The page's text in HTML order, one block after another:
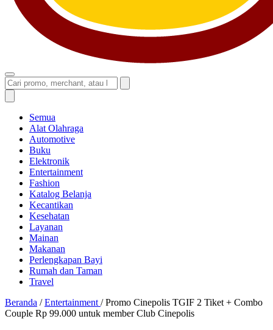
Semua
Alat Olahraga
Automotive
Buku
Elektronik
Entertainment
Fashion
Katalog Belanja
Kecantikan
Kesehatan
Layanan
Mainan
Makanan
Perlengkapan Bayi
Rumah dan Taman
Travel
Beranda / Entertainment / Promo Cinepolis TGIF 2 Tiket + Combo
Couple Rp 99.000 untuk member Club Cinepolis